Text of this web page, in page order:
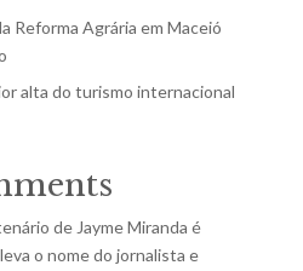
Reforma Agrária em Maceió
alta do turismo internacional
de Jayme Miranda é
o nome do jornalista e